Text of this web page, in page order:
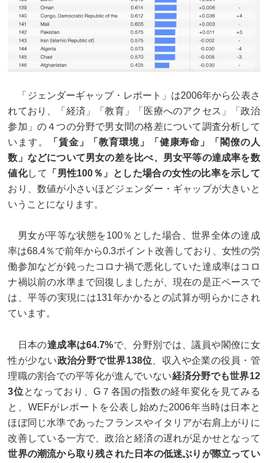
「ジェンダーギャップ・レポート」は2006年から公表さ
れており、「経済」「教育」「医療へのアクセス」「政治
参加」の４つの分野で男女間の格差について調査分析して
います。
「賃金」「教育環境」「健康寿命」「閣僚の人
数」などについて男女の差を比べ、男女平等の達成率を数
値化して
「男性100％」とした場合の女性の比率を示して
おり、数値が小さいほどジェンダー・ギャップが大きいと
いうことになります。
男女が平等な状態を100％とした場合、世界全体の達成
率は68.4％で前年から0.3ポイント改善しており、女性の労
働参加などが鈍ったコロナ禍で悪化していた達成率はコロ
ナ禍以前の水準まで回復しましたが、現在の是正ペースで
は、平等の実現には131年かかるとの試算が明らかにされ
ています。
日本の達成率は64.7%で、分野別では、議員や閣僚に女
性が少ない政治分野で世界138位 、収入や企業の役員・管
理職の割合での平等化が進んでいない経済分野でも世界12
3位となっており、G７各国の指数の経年変化を見てみる
と、WEFがレポートを公表し始めた2006年当時は日本と
ほぼ同じ水準であったフランスやイタリアが右肩上がりに
改善している一方で、政治と経済の遅れが足かせとなって
世界の潮流から取り残された日本の低迷ぶりが際立ってい